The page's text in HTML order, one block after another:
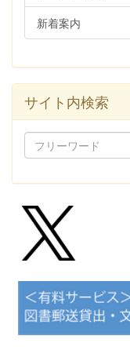
新着案内
サイト内検索